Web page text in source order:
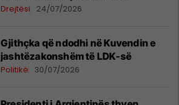
Drejtësi 24/07/2026
Gjithçka që ndodhi në Kuvendin e
jashtëzakonshëm të LDK-së
Politikë 30/07/2026